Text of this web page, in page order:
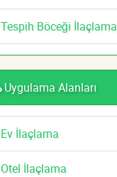
Tespih Böceği İlaçlama
Uygulama Alanları
Ev İlaçlama
Otel İlaçlama